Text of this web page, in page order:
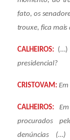
fato, os
trouxe, fica mais
CALHEIROS:
presidencial?
CRISTOVAM:
CALHEIROS:
procurados
denúncias